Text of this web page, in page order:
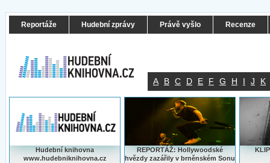
Reportáže Hudební zprávy Právě vyšlo Recenze
A B C D E F G H I J K
Hudební knihovna
www.hudebniknihovna.cz
REPORTÁŽ: Hollywoodské
hvězdy zazářily v brněnském Sonu